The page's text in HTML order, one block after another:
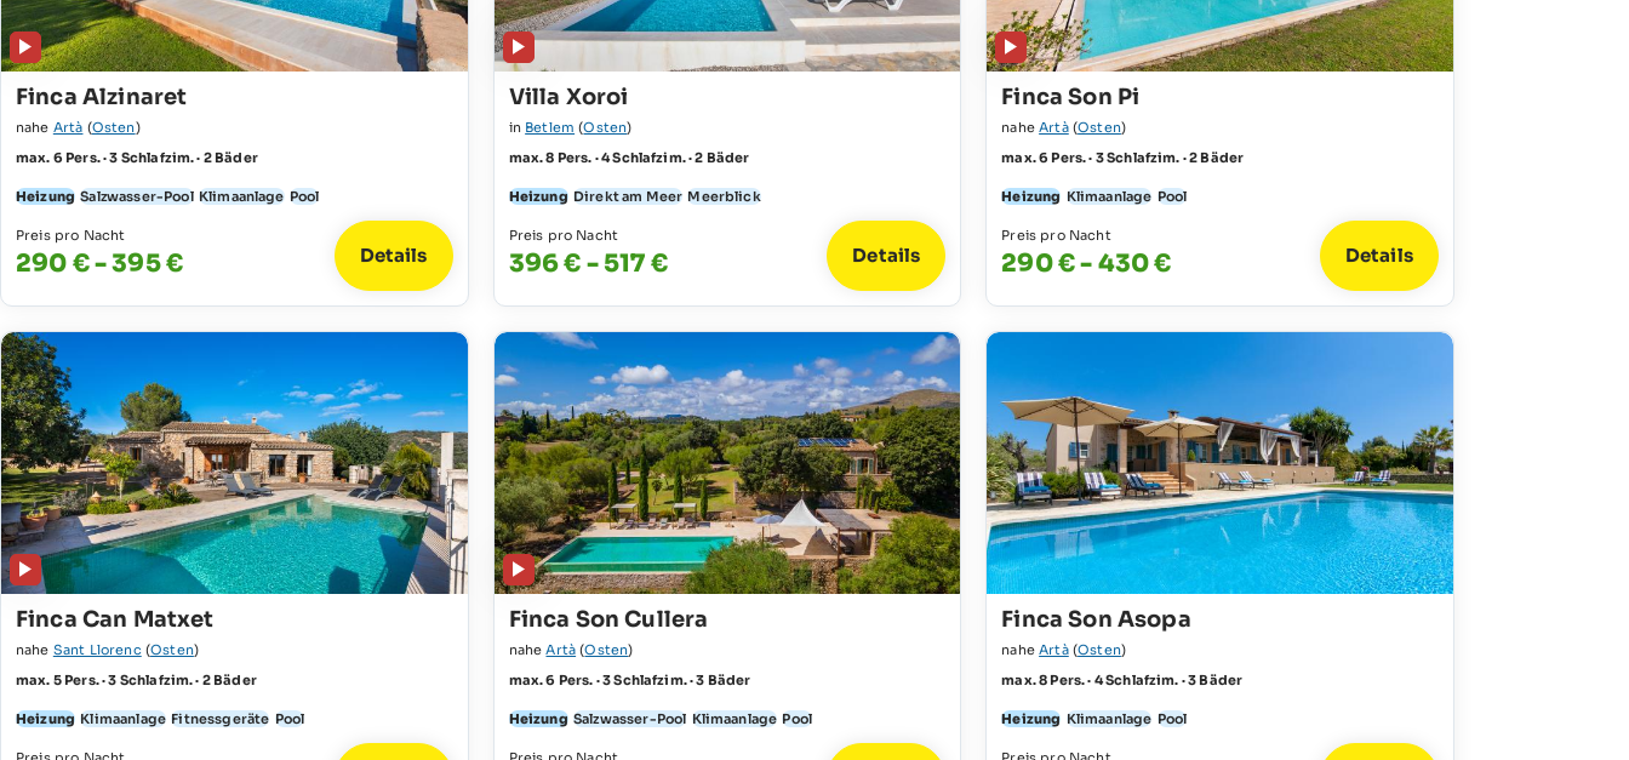
Finca Alzinaret
nahe Artà (Osten)
max. 6 Pers. · 3 Schlafzim. · 2 Bäder
Heizung Salzwasser-Pool Klimaanlage Pool
Preis pro Nacht
290 € - 395 € Details
Villa Xoroi
in Betlem (Osten)
max. 8 Pers. · 4 Schlafzim. · 2 Bäder
Heizung Direkt am Meer Meerblick
Preis pro Nacht
396 € - 517 € Details
Finca Son Pi
naheArtà(Osten)
max. 6 Pers. · 3 Schlafzim. · 2 Bäder
Heizung Klimaanlage Pool
Preis pro Nacht
290 € - 430 € Details
Finca Can Matxet
nahe Sant Llorenc(Osten)
max. 5 Pers. · 3 Schlafzim. · 2 Bäder
Heizung Klimaanlage Fitnessgeräte Pool
Finca Son Cullera
naheArtà (Osten)
max. 6 Pers. · 3 Schlafzim. · 3 Bäder
Heizung Salzwasser-Pool Klimaanlage Pool
Finca Son Asopa
naheArtà(Osten)
max. 8 Pers. · 4 Schlafzim. · 3 Bäder
Heizung Klimaanlage Pool